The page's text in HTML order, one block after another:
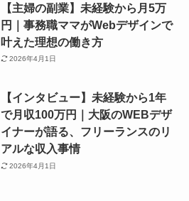
【主婦の副業】未経験から月5万
円｜事務職ママがWebデザインで
叶えた理想の働き方
2026年4月1日
【インタビュー】未経験から1年
で月収100万円｜大阪のWEBデザ
イナーが語る、フリーランスのリ
アルな収入事情
2026年4月1日